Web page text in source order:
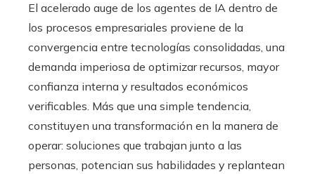
El acelerado auge de los agentes de IA dentro de
los procesos empresariales proviene de la
convergencia entre tecnologías consolidadas, una
demanda imperiosa de optimizar recursos, mayor
confianza interna y resultados económicos
verificables. Más que una simple tendencia,
constituyen una transformación en la manera de
operar: soluciones que trabajan junto a las
personas, potencian sus habilidades y replantean